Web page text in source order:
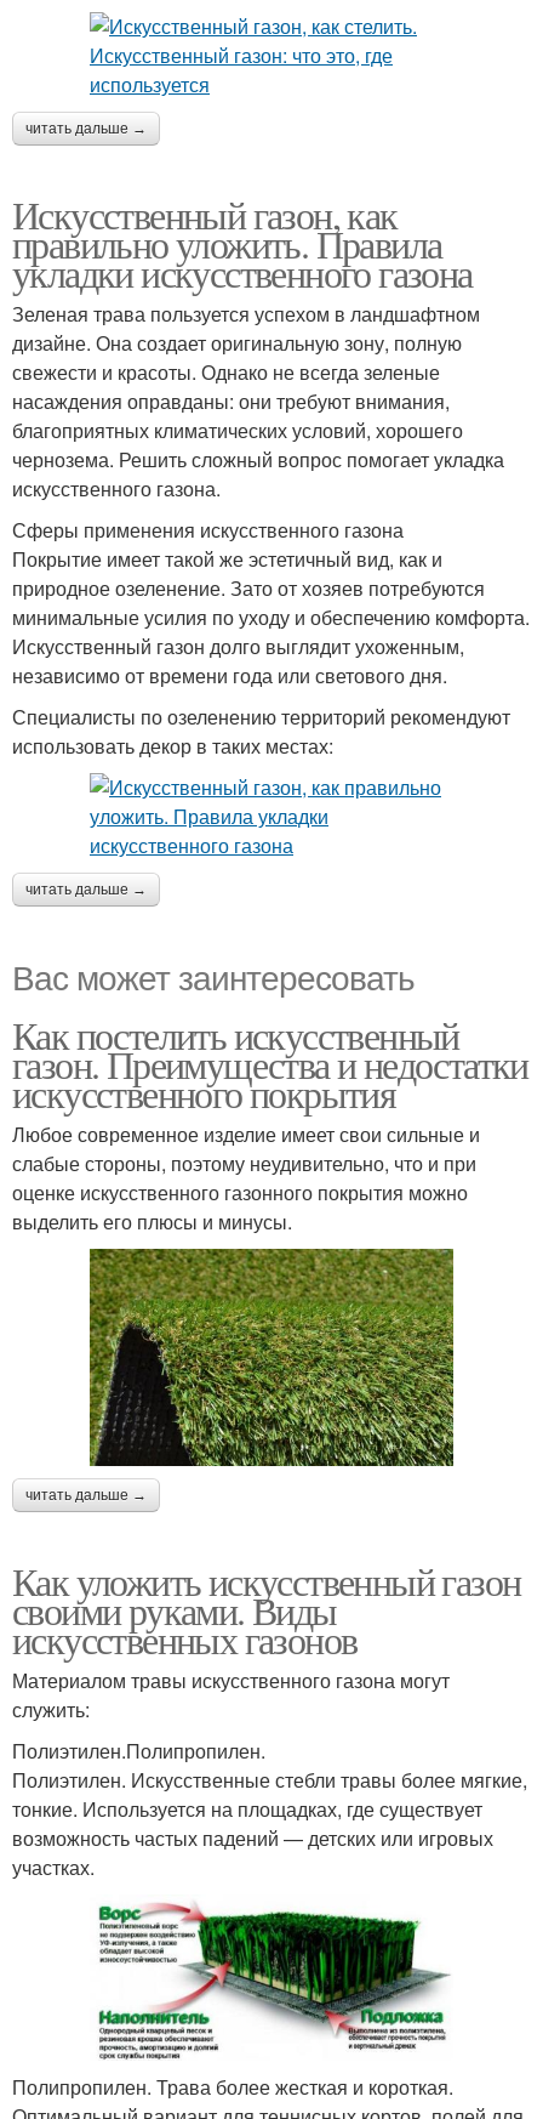
читать дальше →
Искусственный газон, как
правильно уложить. Правила
укладки искусственного газона
Зеленая трава пользуется успехом в ландшафтном
дизайне. Она создает оригинальную зону, полную
свежести и красоты. Однако не всегда зеленые
насаждения оправданы: они требуют внимания,
благоприятных климатических условий, хорошего
чернозема. Решить сложный вопрос помогает укладка
искусственного газона.
Сферы применения искусственного газона
Покрытие имеет такой же эстетичный вид, как и
природное озеленение. Зато от хозяев потребуются
минимальные усилия по уходу и обеспечению комфорта.
Искусственный газон долго выглядит ухоженным,
независимо от времени года или светового дня.
Специалисты по озеленению территорий рекомендуют
использовать декор в таких местах:
читать дальше →
Вас может заинтересовать
Как постелить искусственный
газон. Преимущества и недостатки
искусственного покрытия
Любое современное изделие имеет свои сильные и
слабые стороны, поэтому неудивительно, что и при
оценке искусственного газонного покрытия можно
выделить его плюсы и минусы.
читать дальше →
Как уложить искусственный газон
своими руками. Виды
искусственных газонов
Материалом травы искусственного газона могут
служить:
Полиэтилен.Полипропилен.
Полиэтилен. Искусственные стебли травы более мягкие,
тонкие. Используется на площадках, где существует
возможность частых падений — детских или игровых
участках.
Полипропилен. Трава более жесткая и короткая.